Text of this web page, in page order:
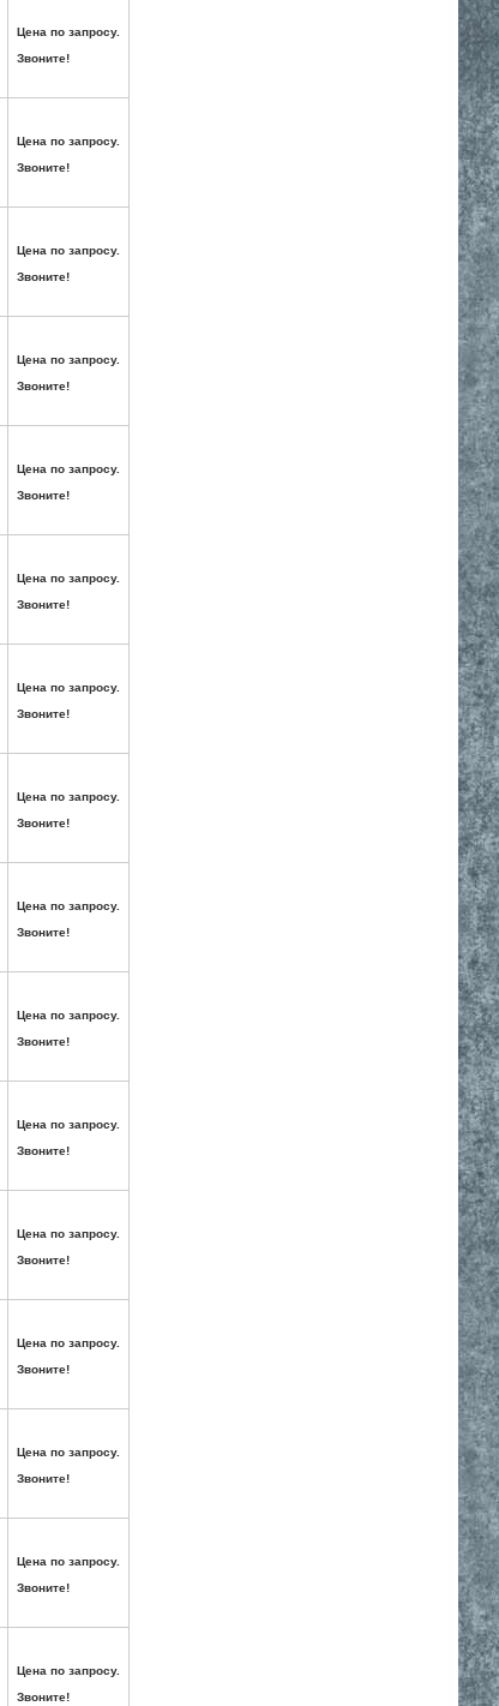
Цена по запросу.
Звоните!
Цена по запросу.
Звоните!
Цена по запросу.
Звоните!
Цена по запросу.
Звоните!
Цена по запросу.
Звоните!
Цена по запросу.
Звоните!
Цена по запросу.
Звоните!
Цена по запросу.
Звоните!
Цена по запросу.
Звоните!
Цена по запросу.
Звоните!
Цена по запросу.
Звоните!
Цена по запросу.
Звоните!
Цена по запросу.
Звоните!
Цена по запросу.
Звоните!
Цена по запросу.
Звоните!
Цена по запросу.
Звоните!